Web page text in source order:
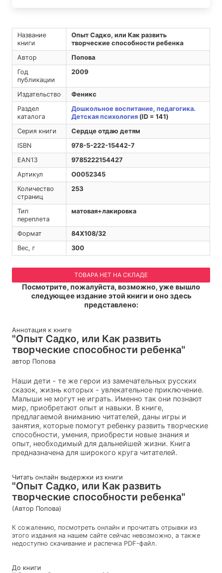
Название
книги
Опыт Садко, или Как развить
творческие способности ребенка
Автор
Попова
Год
публикации
2009
Издательство
Феникс
Раздел
каталога
Дошкольное воспитание, педагогика.
Детская психология(ID = 141)
Серия книги
Сердце отдаю детям
ISBN
978-5-222-15442-7
EAN13
9785222154427
Артикул
O0052345
Количество
страниц
253
Тип
переплета
матовая+лакировка
Формат
84Х108/32
Вес, г
300
ТОВАРА НЕТ НА СКЛАДЕ
Посмотрите, пожалуйста, возможно, уже вышло
следующее издание этой книги и оно здесь
представлено:
Аннотация к книге
"Опыт Садко, или Как развить
творческие способности ребенка"
автор Попова
Наши дети - те же герои из замечательных русских
сказок, жизнь которых - увлекательное приключение.
Малыши не могут не играть. Именно так они познают
мир, приобретают опыт и навыки. В книге,
предлагаемой вниманию читателей, даны игры и
занятия, которые помогут ребенку развить творческие
способности, умения, приобрести новые знания и
опыт, необходимый для дальнейшей жизни. Книга
предназначена для широкого круга читателей.
Читать онлайн выдержки из книги
"Опыт Садко, или Как развить
творческие способности ребенка"
(Автор Попова)
К сожалению, посмотреть онлайн и прочитать отрывки из
этого издания на нашем сайте сейчас невозможно, а также
недоступно скачивание и распечка PDF-файл.
До книги